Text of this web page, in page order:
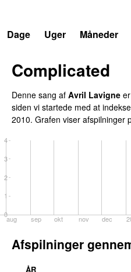
Dage
Uger Måneder
Complicated
Denne sang af Avril Lavigne
siden vi startede med at
2010. Grafen viser afspilninger
aug sep okt nov dec
0
1
2
3
4
Afspilninger
ÅR